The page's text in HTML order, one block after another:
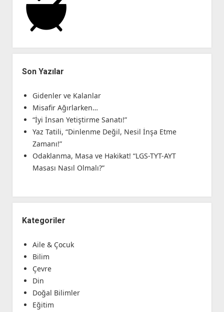
Son Yazılar
Gidenler ve Kalanlar
Misafir Ağırlarken…
“İyi İnsan Yetiştirme Sanatı!”
Yaz Tatili, “Dinlenme Değil, Nesil İnşa Etme
Zamanı!”
Odaklanma, Masa ve Hakikat! “LGS-TYT-AYT
Masası Nasıl Olmalı?”
Kategoriler
Aile & Çocuk
Bilim
Çevre
Din
Doğal Bilimler
Eğitim